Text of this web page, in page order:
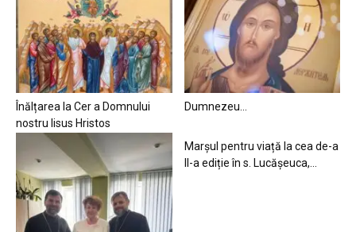
Înălțarea la Cer a Domnului
nostru Iisus Hristos
Dumnezeu…
Marșul pentru viață la cea de-a
II-a ediție în s. Lucășeuca,...